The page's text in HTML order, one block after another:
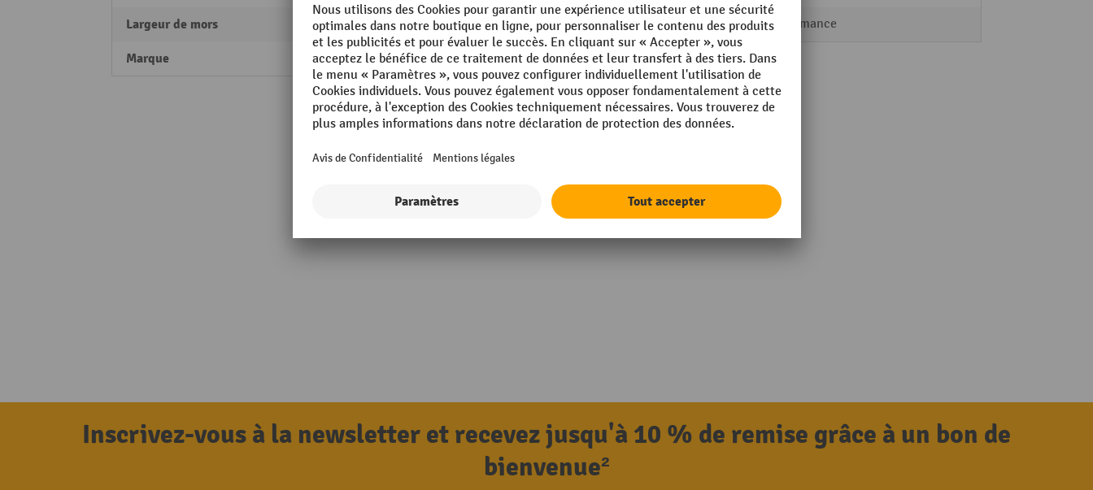
Largeur de mors 100 mm
Marque Steinbock®
Rubrique Performance
Inscrivez-vous à la newsletter et recevez jusqu'à 10 % de remise grâce à un bon de
bienvenue²